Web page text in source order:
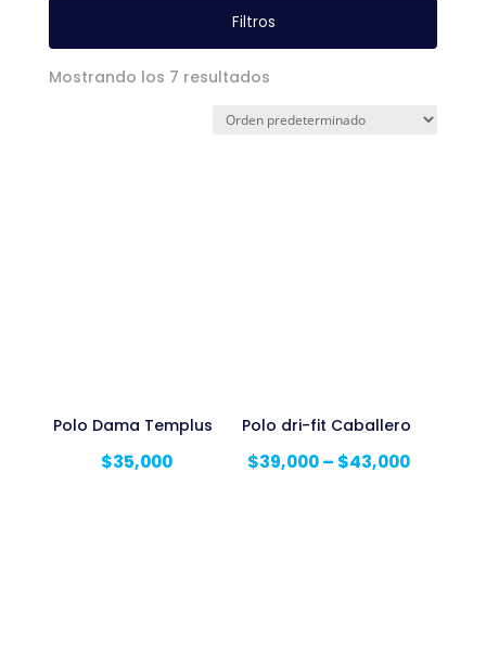
Filtros
Mostrando los 7 resultados
Polo Dama Templus
$35,000
Polo dri-fit Caballero
$39,000– $43,000